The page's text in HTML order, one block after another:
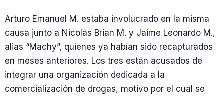
Arturo Emanuel M. estaba involucrado en la misma
causa junto a Nicolás Brian M. y Jaime Leonardo M.,
alias “Machy”, quienes ya habían sido recapturados
en meses anteriores. Los tres están acusados de
integrar una organización dedicada a la
comercialización de drogas, motivo por el cual se